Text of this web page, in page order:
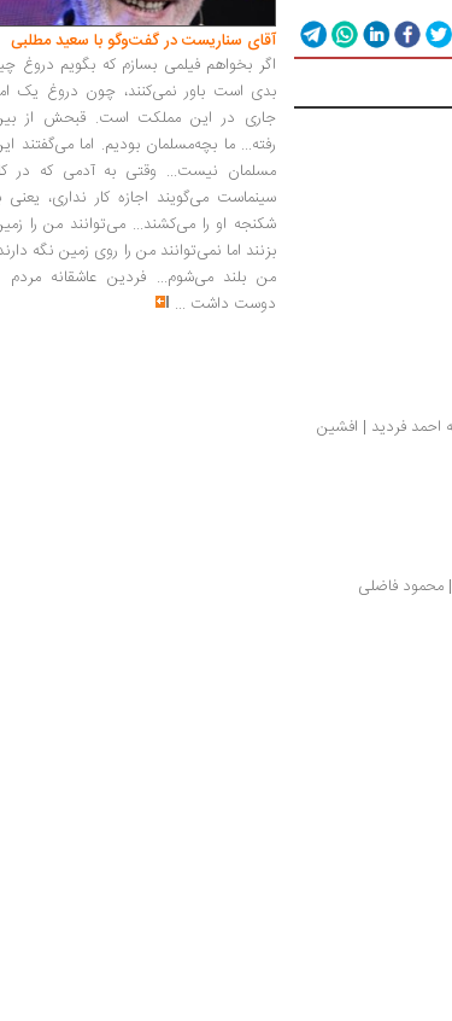
محمود فاضلی
آقای سناریست در گفت‌وگو با سعید مطلبی
اگر بخواهم فیلمی بسازم که بگویم دروغ
بدی است باور نمی‌کنند، چون دروغ یک
جاری در این مملکت است. قبحش از
رفته... ما بچه‌مسلمان بودیم. اما می‌گفتند
مسلمان نیست... وقتی به آدمی که در
سینماست می‌گویند اجازه کار نداری، یعنی
شکنجه او را می‌کشند... می‌توانند من را
بزنند اما نمی‌توانند من را روی زمین نگه
من بلند می‌شوم... فردین عاشقانه مردم
دوست داشت ...